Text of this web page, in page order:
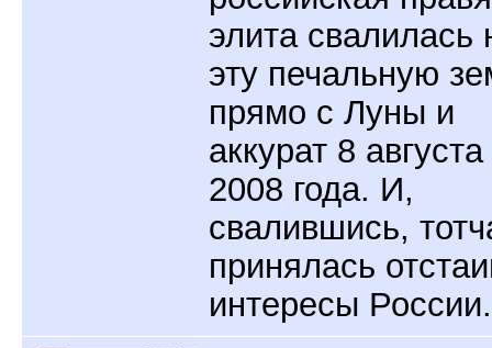
элита свалилась
эту печальную
прямо с Луны и
аккурат 8 августа
2008 года. И,
свалившись,
принялась
интересы России.